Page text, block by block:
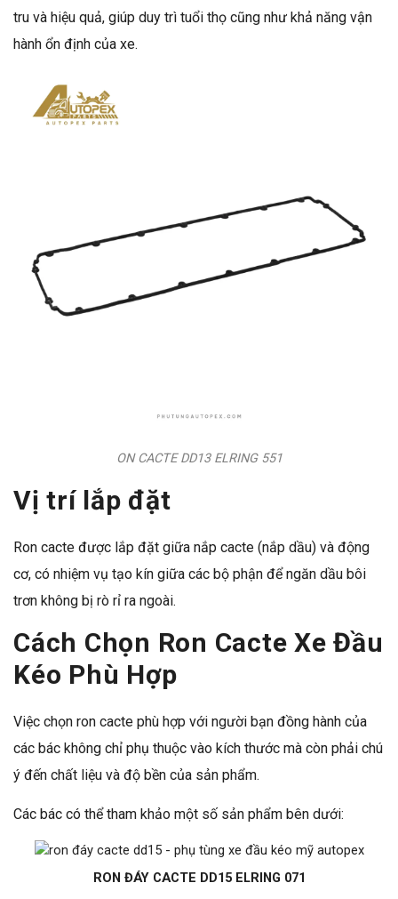
tru và hiệu quả, giúp duy trì tuổi thọ cũng như khả năng vận
hành ổn định của xe.
ON CACTE DD13 ELRING 551
Vị trí lắp đặt
Ron cacte được lắp đặt giữa nắp cacte (nắp dầu) và động
cơ, có nhiệm vụ tạo kín giữa các bộ phận để ngăn dầu bôi
trơn không bị rò rỉ ra ngoài.
Cách Chọn Ron Cacte Xe Đầu
Kéo Phù Hợp
Việc chọn ron cacte phù hợp với người bạn đồng hành của
các bác không chỉ phụ thuộc vào kích thước mà còn phải chú
ý đến chất liệu và độ bền của sản phẩm.
Các bác có thể tham khảo một số sản phẩm bên dưới:
RON ĐÁY CACTE DD15 ELRING 071